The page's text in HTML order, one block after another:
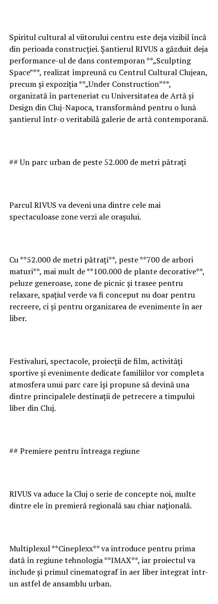
Spiritul cultural al viitorului centru este deja vizibil încă
din perioada construcției. Șantierul RIVUS a găzduit deja
performance-ul de dans contemporan **„Sculpting
Space”**, realizat împreună cu Centrul Cultural Clujean,
precum și expoziția **„Under Construction”**,
organizată în parteneriat cu Universitatea de Artă și
Design din Cluj-Napoca, transformând pentru o lună
șantierul într-o veritabilă galerie de artă contemporană.
## Un parc urban de peste 52.000 de metri pătrați
Parcul RIVUS va deveni una dintre cele mai
spectaculoase zone verzi ale orașului.
Cu **52.000 de metri pătrați**, peste **700 de arbori
maturi**, mai mult de **100.000 de plante decorative**,
peluze generoase, zone de picnic și trasee pentru
relaxare, spațiul verde va fi conceput nu doar pentru
recreere, ci și pentru organizarea de evenimente în aer
liber.
Festivaluri, spectacole, proiecții de film, activități
sportive și evenimente dedicate familiilor vor completa
atmosfera unui parc care își propune să devină una
dintre principalele destinații de petrecere a timpului
liber din Cluj.
## Premiere pentru întreaga regiune
RIVUS va aduce la Cluj o serie de concepte noi, multe
dintre ele în premieră regională sau chiar națională.
Multiplexul **Cineplexx** va introduce pentru prima
dată în regiune tehnologia **IMAX**, iar proiectul va
include și primul cinematograf în aer liber integrat într-
un astfel de ansamblu urban.